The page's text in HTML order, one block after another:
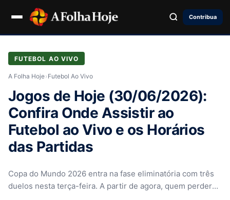
Contribua
FUTEBOL AO VIVO
A Folha Hoje› Futebol Ao Vivo
Jogos de Hoje (30/06/2026):
Confira Onde Assistir ao
Futebol ao Vivo e os Horários
das Partidas
Copa do Mundo 2026 entra na fase eliminatória com três
duelos nesta terça-feira. A partir de agora, quem perder